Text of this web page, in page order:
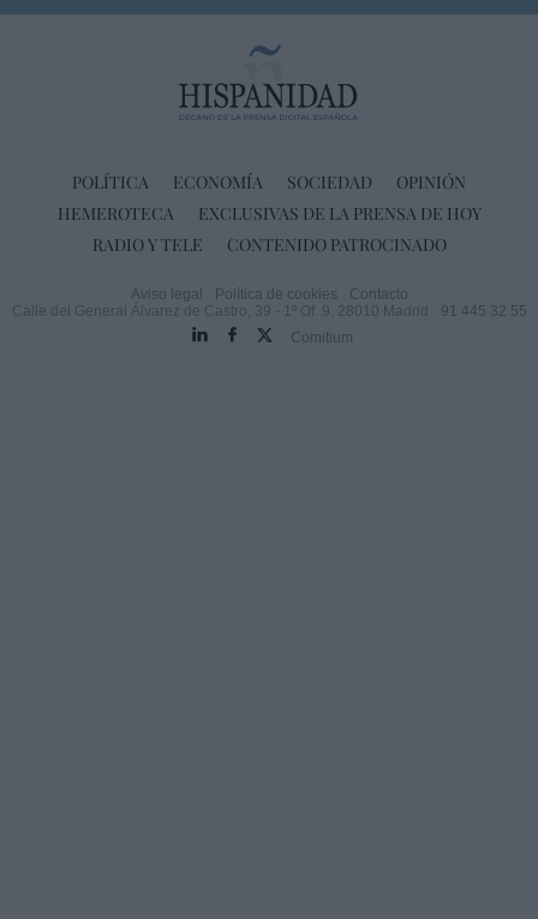
POLÍTICA ECONOMÍA SOCIEDAD
OPINIÓN
HEMEROTECA
EXCLUSIVAS DE LA PRENSA DE HOY
RADIO Y TELE
CONTENIDO PATROCINADO
Aviso legal Política de cookies
Contacto
Calle del General Álvarez de Castro, 39 - 1º Of. 9. 28010 Madrid
91 445 32 55
Comitium